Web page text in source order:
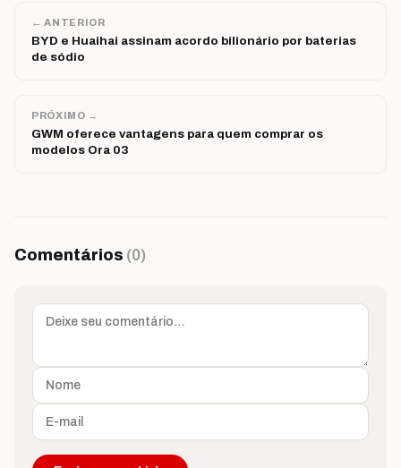
← ANTERIOR
BYD e Huaihai assinam acordo bilionário por baterias
de sódio
PRÓXIMO →
GWM oferece vantagens para quem comprar os
modelos Ora 03
Comentários (0)